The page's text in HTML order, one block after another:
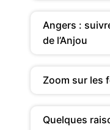
Angers :
de l’Anjou
Zoom sur les
Quelques